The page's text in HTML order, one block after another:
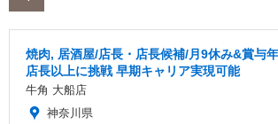
焼肉, 居酒屋/店長・店長候補/月9休み&賞与
店長以上に挑戦 早期キャリア実現可能
牛角 大船店
神奈川県